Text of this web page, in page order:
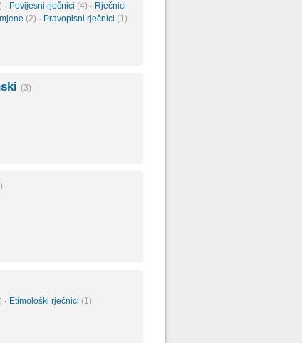
· Povijesni rječnici (4) · Rječnici
(2) · Pravopisni rječnici (1)
(3)
· Etimološki rječnici (1)